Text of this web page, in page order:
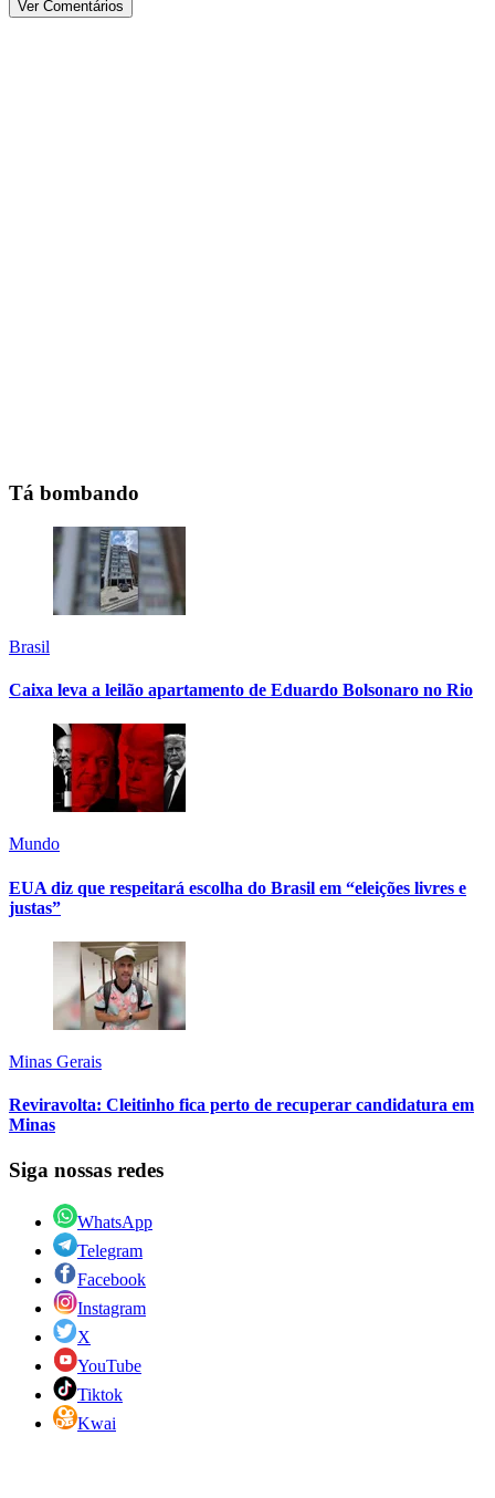
Ver Comentários
Tá bombando
Brasil
Caixa leva a leilão apartamento de Eduardo Bolsonaro no Rio
Mundo
EUA diz que respeitará escolha do Brasil em “eleições livres e
justas”
Minas Gerais
Reviravolta: Cleitinho fica perto de recuperar candidatura em
Minas
Siga nossas redes
WhatsApp
Telegram
Facebook
Instagram
X
YouTube
Tiktok
Kwai